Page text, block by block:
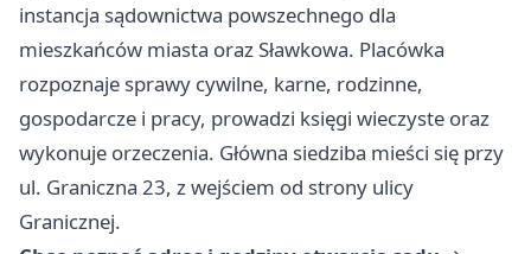
instancja sądownictwa powszechnego dla
mieszkańców miasta oraz Sławkowa. Placówka
rozpoznaje sprawy cywilne, karne, rodzinne,
gospodarcze i pracy, prowadzi księgi wieczyste oraz
wykonuje orzeczenia. Główna siedziba mieści się przy
ul. Graniczna 23, z wejściem od strony ulicy
Granicznej.